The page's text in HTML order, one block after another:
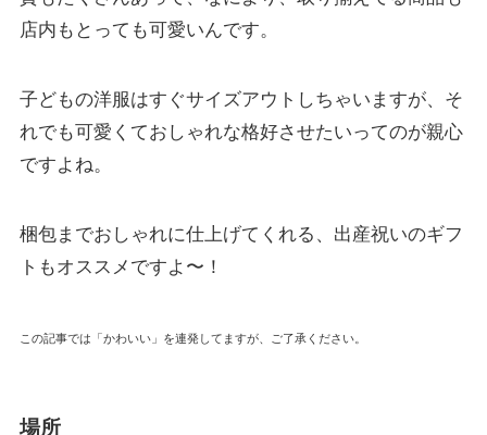
店内もとっても可愛いんです。
子どもの洋服はすぐサイズアウトしちゃいますが、そ
れでも可愛くておしゃれな格好させたいってのが親心
ですよね。
梱包までおしゃれに仕上げてくれる、出産祝いのギフ
トもオススメですよ〜！
この記事では「かわいい」を連発してますが、ご了承ください。
場所